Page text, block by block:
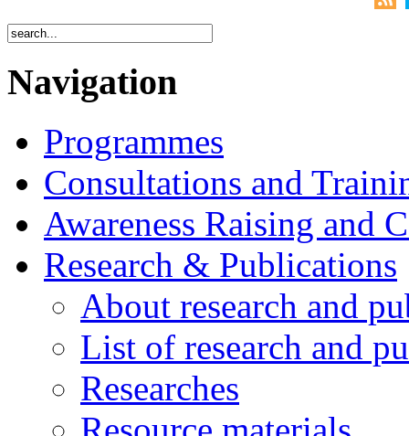
Navigation
Programmes
Consultations and
Awareness Raising and
Research & Publications
About research and
List of research and
Researches